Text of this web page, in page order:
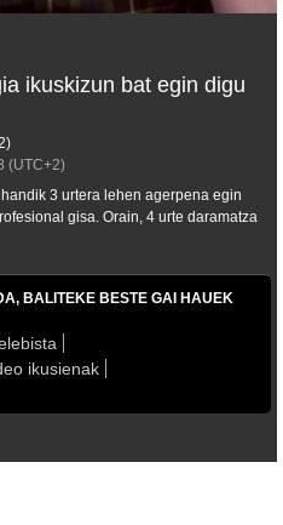
ikuskizun bat egin digu
(UTC+2)
3 urtera lehen agerpena egin
gisa. Orain, 4 urte daramatza
BALITEKE BESTE GAI HAUEK
ikusienak